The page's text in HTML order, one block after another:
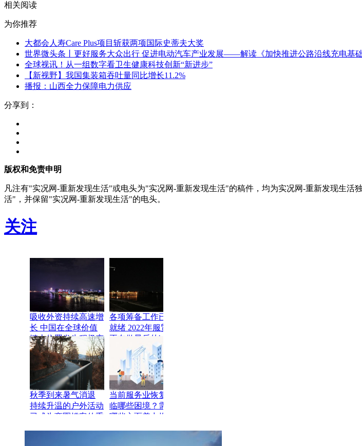
相关阅读
为你推荐
大都会人寿Care Plus项目斩获两项国际史蒂夫大奖
世界微头条丨更好服务大众出行 促进电动汽车产业发展——解读《加快推进公路沿线充电基础
全球视讯！从一组数字看卫生健康科技创新“新进步”
【新视野】我国集装箱吞吐量同比增长11.2%
播报：山西全力保障电力供应
分享到：
版权和免责申明
凡注有"实况网-重新发现生活"或电头为"实况网-重新发现生活"的稿件，均为实况网-重新发现生
活"，并保留"实况网-重新发现生活"的电头。
关注
吸收外资持续高速增
长 中国在全球价值
链上位置发生积极变
化
各项筹备工作已基本
就绪 2022年服贸会
正在做最后的冲刺
秋季到来暑气消退
持续升温的户外活动
已成为商圈揽客的重
当前服务业恢复还面
临哪些困境？需要从
哪些方面着力推动服